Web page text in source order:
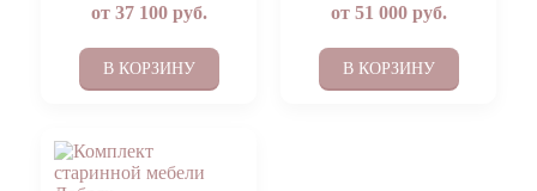
от 37 100руб.
В КОРЗИНУ
от 51 000руб.
В КОРЗИНУ